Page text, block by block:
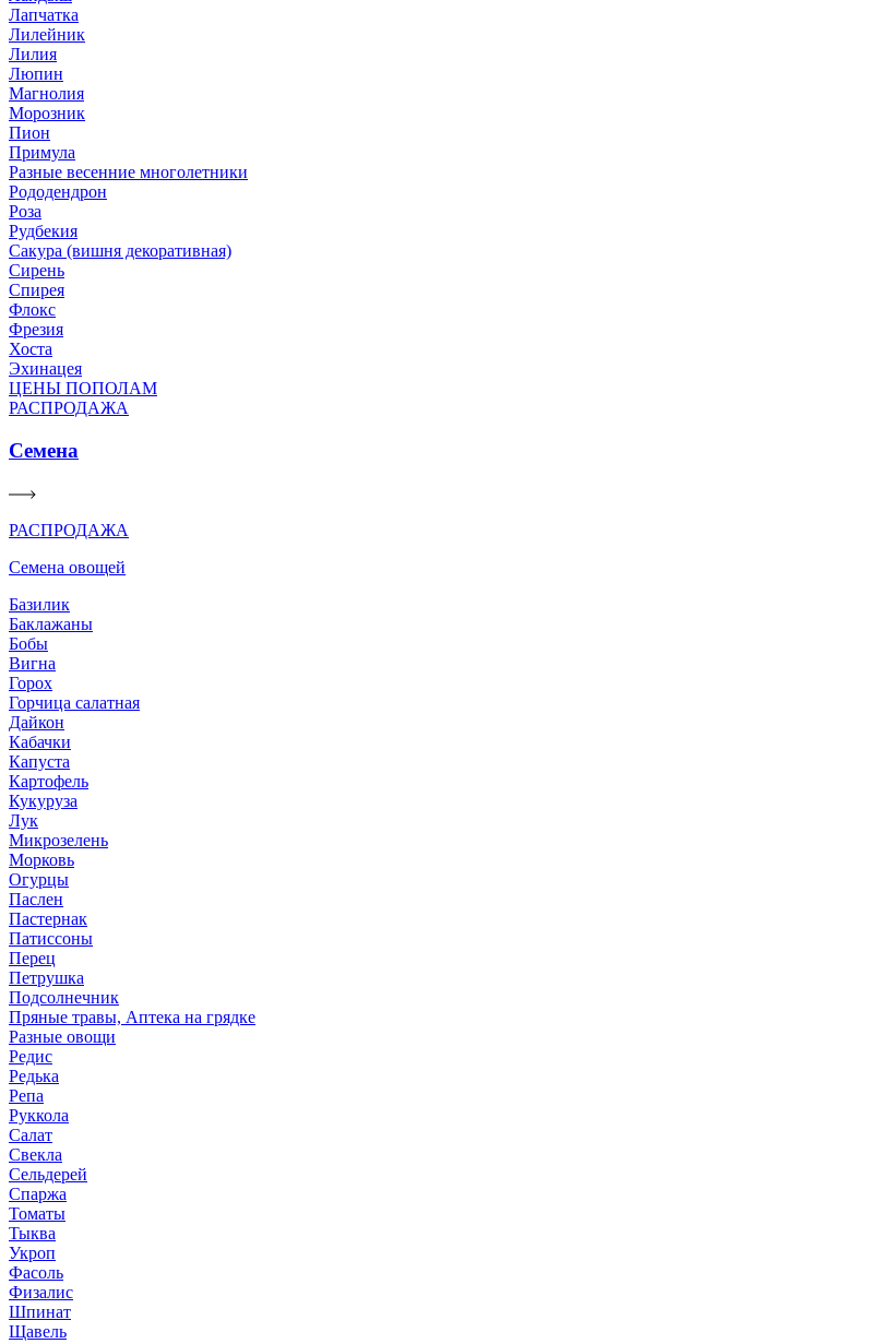
Лапчатка
Лилейник
Лилия
Люпин
Магнолия
Морозник
Пион
Примула
Разные весенние многолетники
Рододендрон
Роза
Рудбекия
Сакура (вишня декоративная)
Сирень
Спирея
Флокс
Фрезия
Хоста
Эхинацея
ЦЕНЫ ПОПОЛАМ
РАСПРОДАЖА
Семена
РАСПРОДАЖА
Семена овощей
Базилик
Баклажаны
Бобы
Вигна
Горох
Горчица салатная
Дайкон
Кабачки
Капуста
Картофель
Кукуруза
Лук
Микрозелень
Морковь
Огурцы
Паслен
Пастернак
Патиссоны
Перец
Петрушка
Подсолнечник
Пряные травы, Аптека на грядке
Разные овощи
Редис
Редька
Репа
Руккола
Салат
Свекла
Сельдерей
Спаржа
Томаты
Тыква
Укроп
Фасоль
Физалис
Шпинат
Щавель